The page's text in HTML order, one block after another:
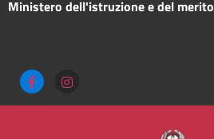
ministero dell'istruzione e del merito